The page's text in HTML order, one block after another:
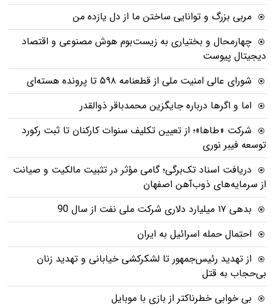
مربی بزرگ و توانایی ساختن ما از دل یازده من
چهارمحال و بختیاری به زیست‌بوم هوش مصنوعی و اقتصاد
دیجیتال پیوست
شورای عالی امنیت ملی از قطعنامه ۵۹۸ تا پرونده هسته‌ای
اما و اگرها درباره جایگزین محمدباقر ذوالقدر
شرکت «طاها»؛ از تعیین تکلیف سنوات کارکنان تا ثبت رکورد
توسعه فیبر نوری
دریافت اسناد تک‌برگی؛ گامی مؤثر در تثبیت مالکیت و صیانت
از سرمایه‌های ذوب‌آهن اصفهان
بدهی ١٧ میلیارد دلاری شرکت ملی نفت از سال 90
احتمال حمله اسرائیل به ایران
از تهدید رئیس‌جمهور تا لشکرکشی خیابانی و تهدید زنان
بی‌حجاب به قتل
بی خوابی خطرناکتر از بازی با موبایل